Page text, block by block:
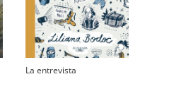
La entrevista